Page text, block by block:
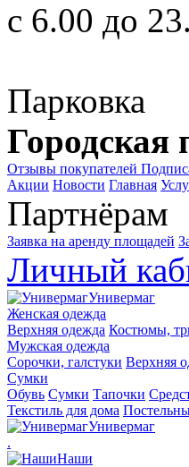
с 6.00 до
Парковка
Городская
Отзывы покупателей
Акции Новости Главная
Партнёрам
Заявка на аренду площадей
Личный
Универмаг
Женская одежда
Верхняя одежда Костюмы,
Мужская одежда
Сорочки, галстуки Верхняя
Сумки
Обувь Сумки Тапочки
Текстиль для дома
Универмаг
.
Наши